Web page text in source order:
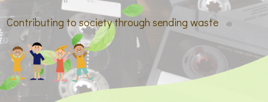
Contributing to society through sending waste